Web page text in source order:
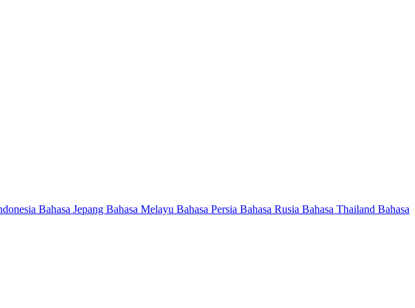
Bahasa Jepang Bahasa Melayu Bahasa Persia Bahasa Rusia Bahasa Thailand Bahasa